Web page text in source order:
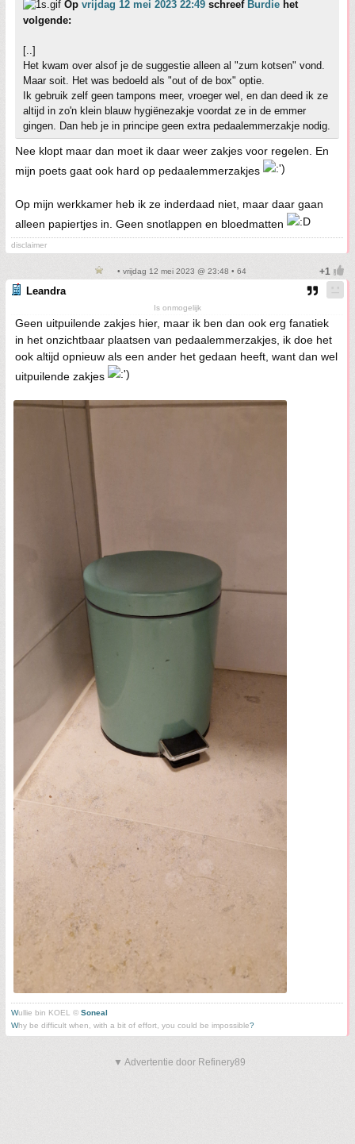
Op vrijdag 12 mei 2023 22:49 schreef Burdie het
volgende:
[..]
Het kwam over alsof je de suggestie alleen al "zum kotsen" vond.
Maar soit. Het was bedoeld als "out of de box" optie.
Ik gebruik zelf geen tampons meer, vroeger wel, en dan deed ik ze
altijd in zo'n klein blauw hygiënezakje voordat ze in de emmer
gingen. Dan heb je in principe geen extra pedaalemmerzakje nodig.
Nee klopt maar dan moet ik daar weer zakjes voor regelen. En
mijn poets gaat ook hard op pedaalemmerzakjes
Op mijn werkkamer heb ik ze inderdaad niet, maar daar gaan
alleen papiertjes in. Geen snotlappen en bloedmatten
disclaimer
• vrijdag 12 mei 2023 @ 23:48 • 64
Leandra
Is onmogelijk
Geen uitpuilende zakjes hier, maar ik ben dan ook erg fanatiek
in het onzichtbaar plaatsen van pedaalemmerzakjes, ik doe het
ook altijd opnieuw als een ander het gedaan heeft, want dan wel
uitpuilende zakjes
Wullie bin KOEL © Soneal
Why be difficult when, with a bit of effort, you could be impossible?
▼ Advertentie door Refinery89